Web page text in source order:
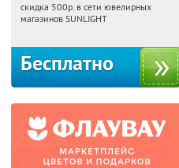
Россия
скидка 500р. в сети ювелирных
магазинов SUNLIGHT
Бесплатно